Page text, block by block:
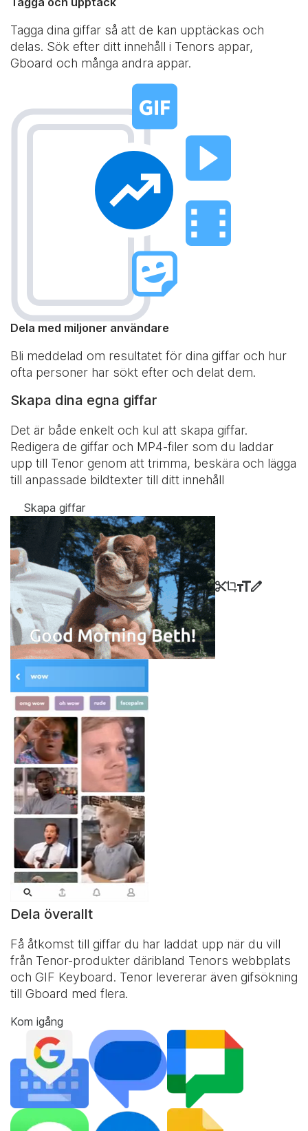
Tagga dina giffar så att de kan upptäckas och
delas. Sök efter ditt innehåll i Tenors appar,
Gboard och många andra appar.
Dela med miljoner användare
Bli meddelad om resultatet för dina giffar och hur
ofta personer har sökt efter och delat dem.
Skapa dina egna giffar
Det är både enkelt och kul att skapa giffar.
Redigera de giffar och MP4-filer som du laddar
upp till Tenor genom att trimma, beskära och lägga
till anpassade bildtexter till ditt innehåll
Skapa giffar
Dela överallt
Få åtkomst till giffar du har laddat upp när du vill
från Tenor-produkter däribland Tenors webbplats
och GIF Keyboard. Tenor levererar även gifsökning
till Gboard med flera.
Kom igång